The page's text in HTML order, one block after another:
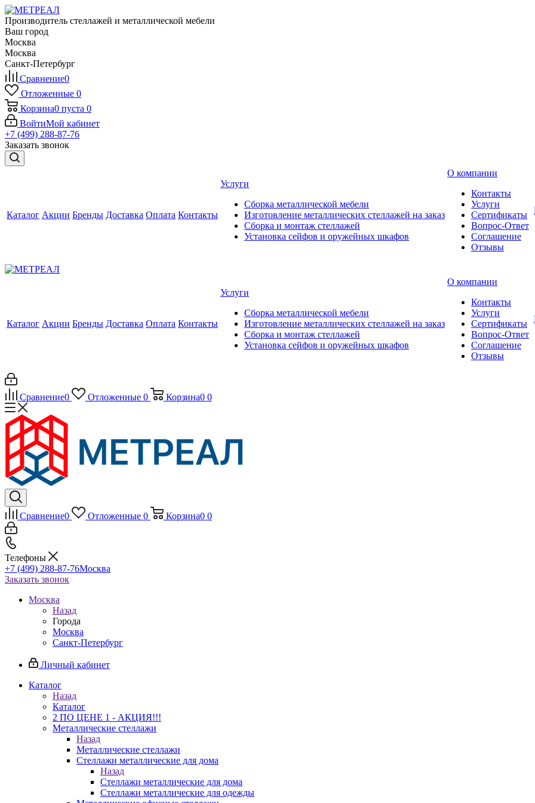
Производитель стеллажей и металлической мебели
Ваш город
Москва
Москва
Санкт-Петербург
Сравнение0
Отложенные 0
Корзина0 пуста 0
ВойтиМой кабинет
+7 (499) 288-87-76
Заказать звонок
Каталог Акции Бренды Доставка Оплата Контакты
Услуги
Сборка металлической мебели
Изготовление металлических стеллажей на заказ
Сборка и монтаж стеллажей
Установка сейфов и оружейных шкафов
О компании
Контакты
Услуги
Сертификаты
Вопрос-Ответ
Соглашение
Отзывы
Каталог Акции Бренды Доставка Оплата Контакты
Услуги
Сборка металлической мебели
Изготовление металлических стеллажей на заказ
Сборка и монтаж стеллажей
Установка сейфов и оружейных шкафов
О компании
Контакты
Услуги
Сертификаты
Вопрос-Ответ
Соглашение
Отзывы
Сравнение0 Отложенные 0 Корзина0 0
Сравнение0 Отложенные 0 Корзина0 0
Телефоны
+7 (499) 288-87-76Москва
Заказать звонок
Москва
Назад
Города
Москва
Санкт-Петербург
Личный кабинет
Каталог
Назад
Каталог
2 ПО ЦЕНЕ 1 - АКЦИЯ!!!
Металлические стеллажи
Назад
Металлические стеллажи
Стеллажи металлические для дома
Назад
Стеллажи металлические для дома
Стеллажи металлические для одежды